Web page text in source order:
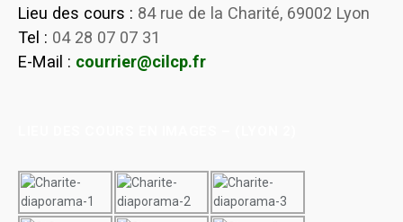
Lieu des cours : 84 rue de la Charité, 69002 Lyon
Tel : 04 28 07 07 31
E-Mail : courrier@cilcp.fr